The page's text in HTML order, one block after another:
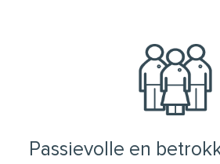
Passievolle en